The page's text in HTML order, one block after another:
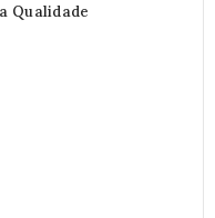
Qualidade